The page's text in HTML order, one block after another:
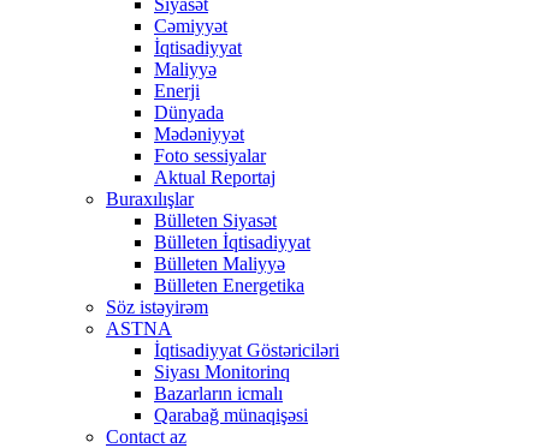
Siyasət
Cəmiyyət
İqtisadiyyat
Maliyyə
Enerji
Dünyada
Mədəniyyət
Foto sessiyalar
Aktual Reportaj
Buraxılışlar
Bülleten Siyasət
Bülleten İqtisadiyyat
Bülleten Maliyyə
Bülleten Energetika
Söz istəyirəm
ASTNA
İqtisadiyyat Göstəriciləri
Siyası Monitorinq
Bazarların icmalı
Qarabağ münaqişəsi
Contact az